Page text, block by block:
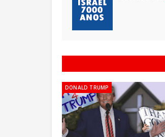
DONALD TRUMP